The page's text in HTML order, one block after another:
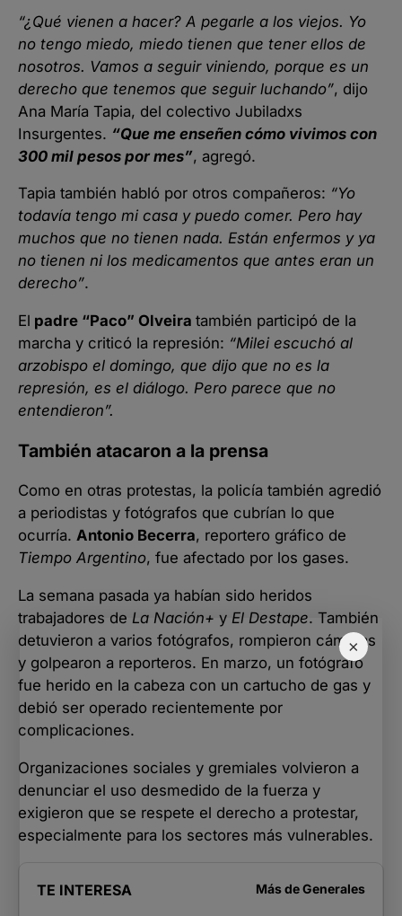
×
“¿Qué vienen a hacer? A pegarle a los viejos. Yo
no tengo miedo, miedo tienen que tener ellos de
nosotros. Vamos a seguir viniendo, porque es un
derecho que tenemos que seguir luchando”, dijo
Ana María Tapia, del colectivo Jubiladxs
Insurgentes. “Que me enseñen cómo vivimos con
300 mil pesos por mes”, agregó.
Tapia también habló por otros compañeros: “Yo
todavía tengo mi casa y puedo comer. Pero hay
muchos que no tienen nada. Están enfermos y ya
no tienen ni los medicamentos que antes eran un
derecho”.
El padre “Paco” Olveira también participó de la
marcha y criticó la represión: “Milei escuchó al
arzobispo el domingo, que dijo que no es la
represión, es el diálogo. Pero parece que no
entendieron”.
También atacaron a la prensa
Como en otras protestas, la policía también agredió
a periodistas y fotógrafos que cubrían lo que
ocurría. Antonio Becerra, reportero gráfico de
Tiempo Argentino, fue afectado por los gases.
La semana pasada ya habían sido heridos
trabajadores de La Nación+ y El Destape. También
detuvieron a varios fotógrafos, rompieron cámaras
y golpearon a reporteros. En marzo, un fotógrafo
fue herido en la cabeza con un cartucho de gas y
debió ser operado recientemente por
complicaciones.
Organizaciones sociales y gremiales volvieron a
denunciar el uso desmedido de la fuerza y
exigieron que se respete el derecho a protestar,
especialmente para los sectores más vulnerables.
TE INTERESA Más deGenerales